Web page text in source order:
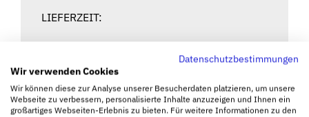
LIEFERZEIT:
Bestellung von uns produziert. Die Lieferzeit
MODELLUNTERSCHIEDE:
Datenschutzbestimmungen
Wir verwenden Cookies
Wir können diese zur Analyse unserer Besucherdaten platzieren, um unsere
Webseite zu verbessern, personalisierte Inhalte anzuzeigen und Ihnen ein
großartiges Webseiten-Erlebnis zu bieten. Für weitere Informationen zu den